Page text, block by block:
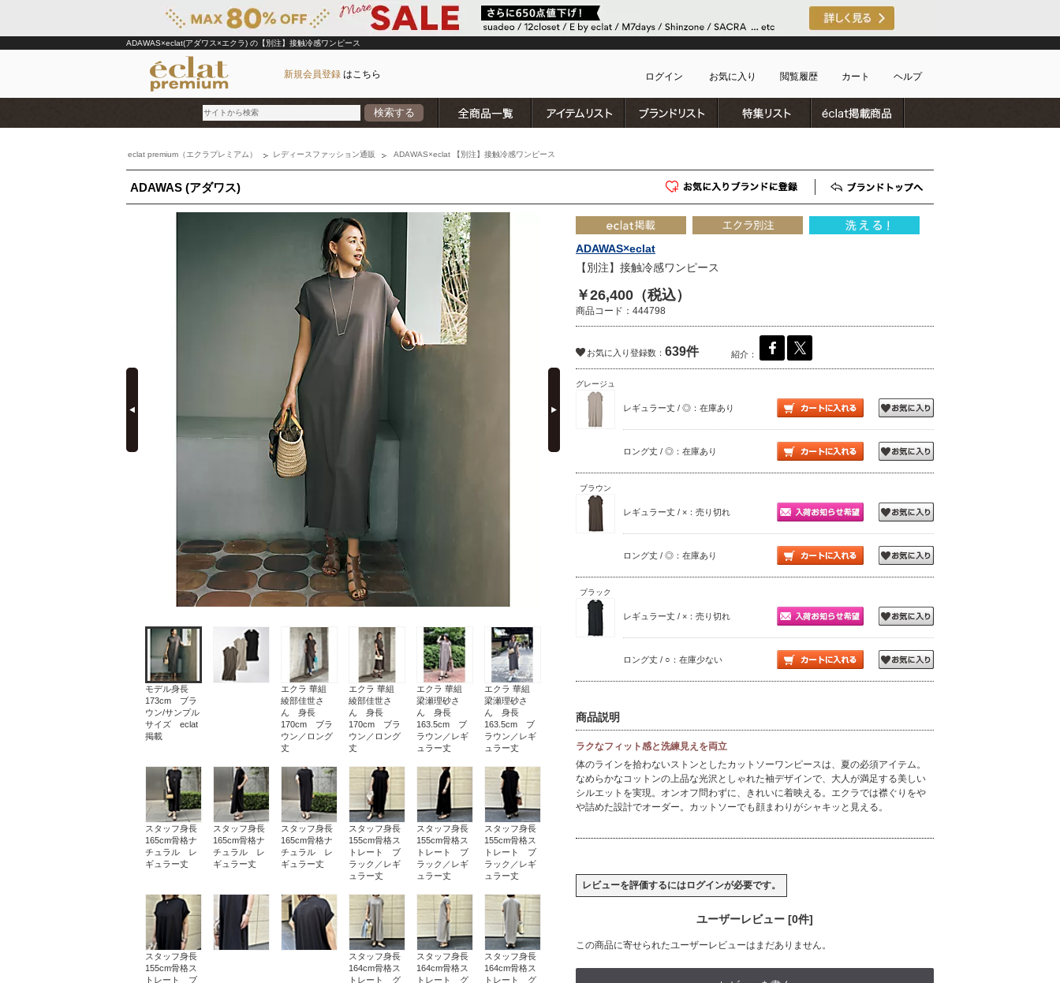
ADAWAS×eclat(アダワス×エクラ) の【別注】接触冷感ワンピース
新規会員登録 はこちら ログイン お気に入り 閲覧履歴 カート ヘルプ
キャンセルについて
返品・交換について
会員特典のご案内
検索する
ブランド
カテゴリ
雑誌掲載アイテム
雑誌･書籍(一緒に買うと送料無料)
eclat premium（エクラプレミアム） レディースファッション通販 ADAWAS×eclat 【別注】接触冷感ワンピース
ADAWAS (アダワス)
お気に入りブランド登録
モデル身長
173cm ブラ
ウン/サンプル
サイズ eclat
掲載
エクラ 華組
綾部佳世さ
ん 身長
170cm ブラ
ウン／ロング
丈
エクラ 華組
綾部佳世さ
ん 身長
170cm ブラ
ウン／ロング
丈
エクラ 華組
梁瀬理砂さ
ん 身長
163.5cm ブ
ラウン／レギ
ュラー丈
エクラ 華組
梁瀬理砂さ
ん 身長
163.5cm ブ
ラウン／レギ
ュラー丈
スタッフ身長
165cm骨格ナ
チュラル レ
ギュラー丈
スタッフ身長
165cm骨格ナ
チュラル レ
ギュラー丈
スタッフ身長
165cm骨格ナ
チュラル レ
ギュラー丈
スタッフ身長
155cm骨格ス
トレート ブ
ラック／レギ
ュラー丈
スタッフ身長
155cm骨格ス
トレート ブ
ラック／レギ
ュラー丈
スタッフ身長
155cm骨格ス
トレート ブ
ラック／レギ
ュラー丈
スタッフ身長
155cm骨格ス
トレート ブ
スタッフ身長
164cm骨格ス
トレート グ
スタッフ身長
164cm骨格ス
トレート グ
スタッフ身長
164cm骨格ス
トレート グ
ADAWAS×eclat
【別注】接触冷感ワンピース
￥26,400（税込）
商品コード：444798
お気に入り登録数： 639件 紹介：
グレージュ
レギュラー丈 / ◎：在庫あり
ロング丈 / ◎：在庫あり
ブラウン
レギュラー丈 / ×：売り切れ
ロング丈 / ◎：在庫あり
ブラック
レギュラー丈 / ×：売り切れ
ロング丈 / ○：在庫少ない
商品説明
ラクなフィット感と洗練見えを両立
体のラインを拾わないストンとしたカットソーワンピースは、夏の必須アイテム。
なめらかなコットンの上品な光沢としゃれた袖デザインで、大人が満足する美しい
シルエットを実現。オンオフ問わずに、きれいに着映える。エクラでは襟ぐりをや
や詰めた設計でオーダー。カットソーでも顔まわりがシャキッと見える。
レビューを評価するにはログインが必要です。
ユーザーレビュー [0件]
この商品に寄せられたユーザーレビューはまだありません。